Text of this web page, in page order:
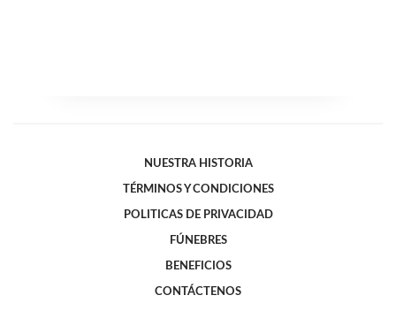
NUESTRA HISTORIA
TÉRMINOS Y CONDICIONES
POLITICAS DE PRIVACIDAD
FÚNEBRES
BENEFICIOS
CONTÁCTENOS